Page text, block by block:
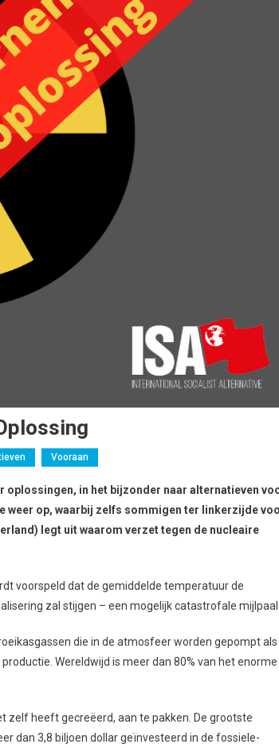
Vooraan
oplossingen, in het bijzonder naar alternatieven
weer op, waarbij zelfs sommigen ter linkerzijde
legt uit waarom verzet tegen de nucleaire
voorspeld dat de gemiddelde temperatuur de
zal stijgen – een mogelijk catastrofale
die in de atmosfeer worden gepompt als
Wereldwijd is meer dan 80% van het enorme
zelf heeft gecreëerd, aan te pakken. De grootste
dan 3,8 biljoen dollar geïnvesteerd in de fossiele-